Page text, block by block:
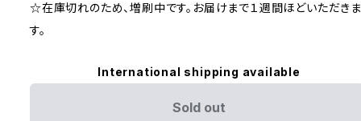
☆在庫切れのため、増刷中です。お届けまで１週間ほどいただきま
す。
International shipping available
Sold out